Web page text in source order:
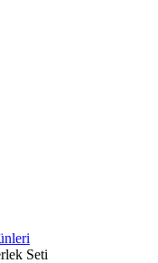
Seti